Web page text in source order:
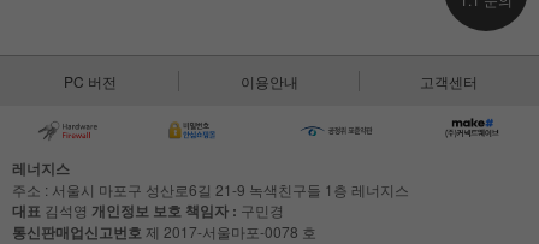
PC 버전 이용안내 고객센터
레너지스
주소 : 서울시 마포구 성산로6길 21-9 녹색친구들 1층 레너지스
대표 김석영 개인정보 보호 책임자 : 구민경
통신판매업신고번호제 2017-서울마포-0078 호